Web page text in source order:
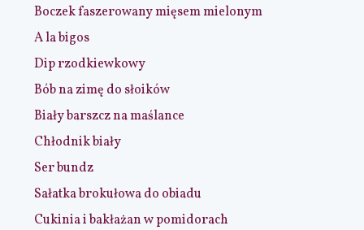
Boczek faszerowany mięsem mielonym
A la bigos
Dip rzodkiewkowy
Bób na zimę do słoików
Biały barszcz na maślance
Chłodnik biały
Ser bundz
Sałatka brokułowa do obiadu
Cukinia i bakłażan w pomidorach